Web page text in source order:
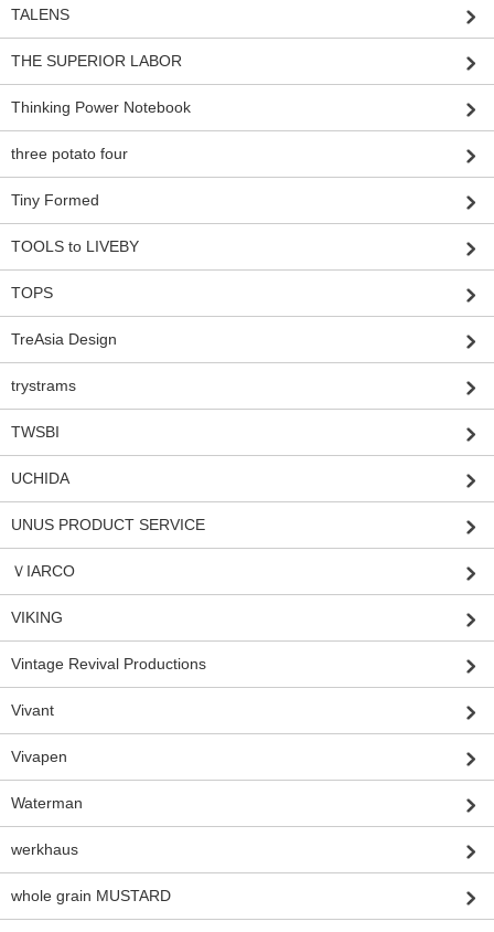
TALENS
THE SUPERIOR LABOR
Thinking Power Notebook
three potato four
Tiny Formed
TOOLS to LIVEBY
TOPS
TreAsia Design
trystrams
TWSBI
UCHIDA
UNUS PRODUCT SERVICE
ＶIARCO
VIKING
Vintage Revival Productions
Vivant
Vivapen
Waterman
werkhaus
whole grain MUSTARD